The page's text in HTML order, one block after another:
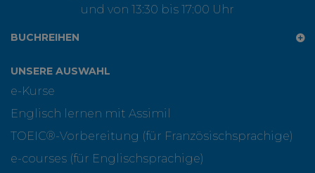
und von 13:30 bis 17:00 Uhr
BUCHREIHEN
UNSERE AUSWAHL
e-Kurse
Englisch lernen mit Assimil
TOEIC®-Vorbereitung (für Französischsprachige)
e-courses (für Englischsprachige)